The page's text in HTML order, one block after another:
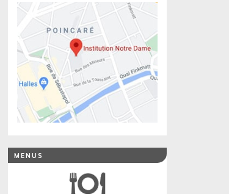
MENUS